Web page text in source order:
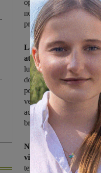
operativa regionale
normativa per
previste.
La proroga disposta
attuali condizioni di
lungo termine del
dopo le perturbazioni
periodo a rischio, oltre
vegetali, il regolamento
accensione di fuochi in
bracieri e barbecue in
Nei giorni scorsi si
violazioni del divieto.I
tempestivamente